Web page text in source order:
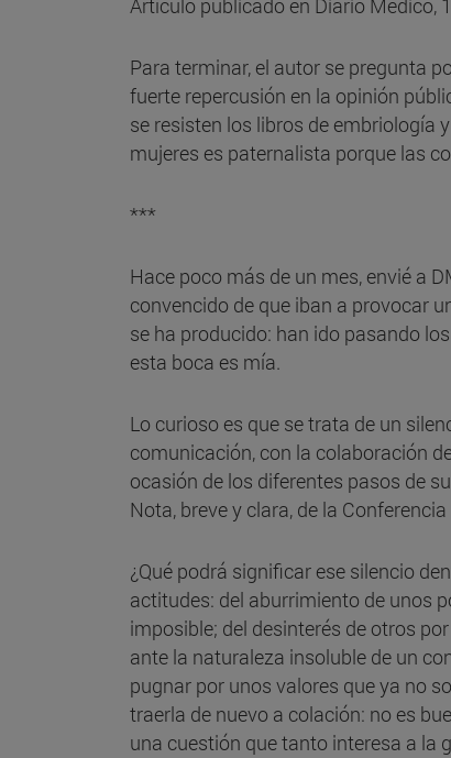
Artículo publicado en Diario Médico,
Para terminar, el autor se pregunta
fuerte repercusión en la opinión
se resisten los libros de embriología
mujeres es paternalista porque las
***
Hace poco más de un mes, envié a
convencido de que iban a provocar
se ha producido: han ido pasando
esta boca es mía.
Lo curioso es que se trata de un
comunicación, con la colaboración
ocasión de los diferentes pasos de
Nota, breve y clara, de la
¿Qué podrá significar ese silencio
actitudes: del aburrimiento de unos
imposible; del desinterés de otros
ante la naturaleza insoluble de un
pugnar por unos valores que ya no
traerla de nuevo a colación: no es
una cuestión que tanto interesa a la